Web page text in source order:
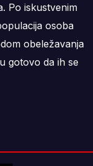
Po iskustvenim
osoba
obeležavanja
gotovo da ih se